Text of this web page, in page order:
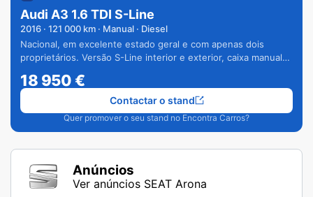
Audi A3 1.6 TDI S-Line
2016 · 121 000 km · Manual · Diesel
Nacional, em excelente estado geral e com apenas dois
proprietários. Versão S-Line interior e exterior, caixa manual
18 950€
Quer promover o seu stand no Encontra Carros?
Contactar o stand
Anúncios
Ver anúncios SEAT Arona